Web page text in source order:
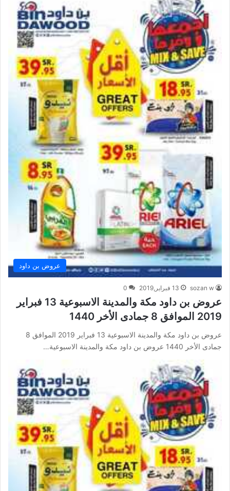
عروض بن داود
sozan w 13 فبراير,2019 0
عروض بن داود مكة والمدينة الاسبوعية 13 فبراير
2019 الموافق 8 جمادى الأخر 1440
عروض بن داود مكة والمدينة الاسبوعية 13 فبراير 2019 الموافق 8
جمادى الأخر 1440 عروض بن داود مكة والمدينة الاسبوعية…